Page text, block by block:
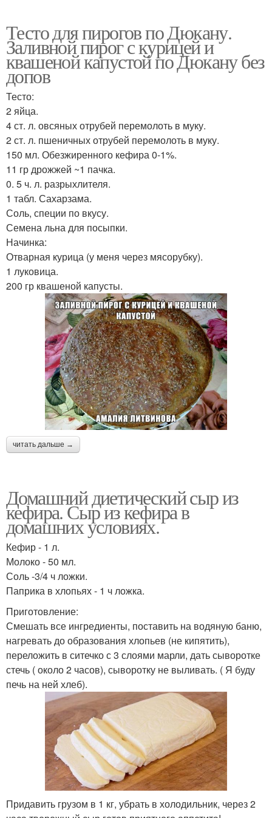
Тесто для пирогов по Дюкану.
Заливной пирог с курицей и
квашеной капустой по Дюкану без
допов
Тесто:
2 яйца.
4 ст. л. овсяных отрубей перемолоть в муку.
2 ст. л. пшеничных отрубей перемолоть в муку.
150 мл. Обезжиренного кефира 0-1%.
11 гр дрожжей ~1 пачка.
0. 5 ч. л. разрыхлителя.
1 табл. Сахарзама.
Соль, специи по вкусу.
Семена льна для посыпки.
Начинка:
Отварная курица (у меня через мясорубку).
1 луковица.
200 гр квашеной капусты.
читать дальше →
Домашний диетический сыр из
кефира. Сыр из кефира в
домашних условиях.
Кефир - 1 л.
Молоко - 50 мл.
Соль -3/4 ч ложки.
Паприка в хлопьях - 1 ч ложка.
Приготовление:
Смешать все ингредиенты, поставить на водяную баню,
нагревать до образования хлопьев (не кипятить),
переложить в ситечко с 3 слоями марли, дать сыворотке
стечь ( около 2 часов), сыворотку не выливать. ( Я буду
печь на ней хлеб).
Придавить грузом в 1 кг, убрать в холодильник, через 2